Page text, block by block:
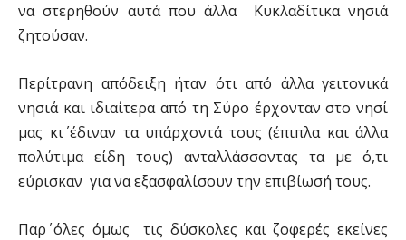
να στερηθούν αυτά που άλλα Κυκλαδίτικα νησιά
ζητούσαν.
Περίτρανη απόδειξη ήταν ότι από άλλα γειτονικά
νησιά και ιδιαίτερα από τη Σύρο έρχονταν στο νησί
μας κι΄ έδιναν τα υπάρχοντά τους (έπιπλα και άλλα
πολύτιμα είδη τους) ανταλλάσσοντας τα με ό,τι
εύρισκαν για να εξασφαλίσουν την επιβίωσή τους.
Παρ΄ όλες όμως τις δύσκολες και ζοφερές εκείνες